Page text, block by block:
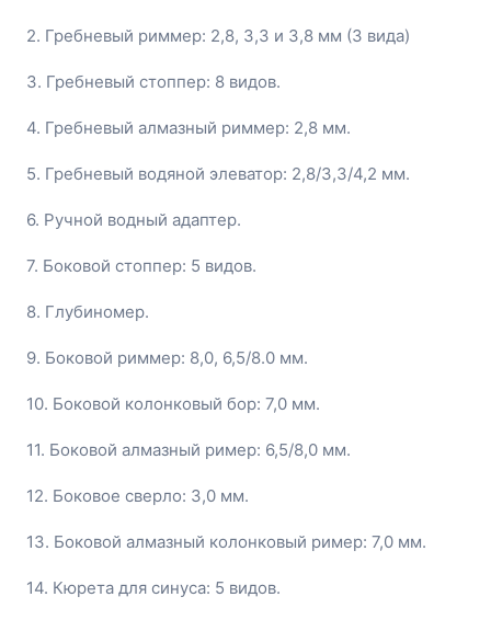
2. Гребневый риммер: 2,8, 3,3 и 3,8 мм (3 вида)
3. Гребневый стоппер: 8 видов.
4. Гребневый алмазный риммер: 2,8 мм.
5. Гребневый водяной элеватор: 2,8/3,3/4,2 мм.
6. Ручной водный адаптер.
7. Боковой стоппер: 5 видов.
8. Глубиномер.
9. Боковой риммер: 8,0, 6,5/8.0 мм.
10. Боковой колонковый бор: 7,0 мм.
11. Боковой алмазный ример: 6,5/8,0 мм.
12. Боковое сверло: 3,0 мм.
13. Боковой алмазный колонковый ример: 7,0 мм.
14. Кюрета для синуса: 5 видов.